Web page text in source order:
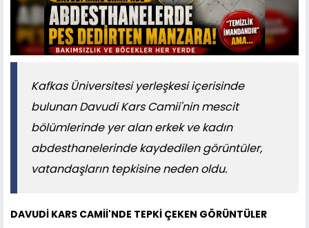
Kafkas Üniversitesi yerleşkesi içerisinde
bulunan Davudi Kars Camii'nin mescit
bölümlerinde yer alan erkek ve kadın
abdesthanelerinde kaydedilen görüntüler,
vatandaşların tepkisine neden oldu.
DAVUDİ KARS CAMİİ'NDE TEPKİ ÇEKEN GÖRÜNTÜLER